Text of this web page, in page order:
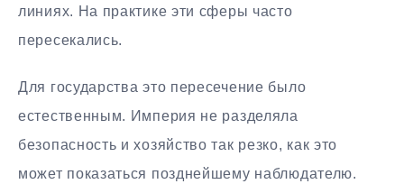
линиях. На практике эти сферы часто
пересекались.
Для государства это пересечение было
естественным. Империя не разделяла
безопасность и хозяйство так резко, как это
может показаться позднейшему наблюдателю.